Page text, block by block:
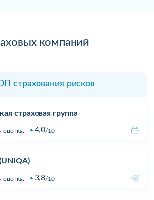
компаний
страхования рисков
страховая группа
оценка: 4,0 10
оценка: 3,8 10